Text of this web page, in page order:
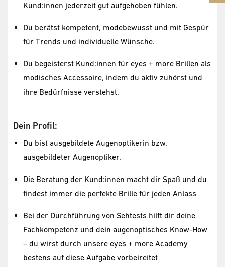
Kund:innen jederzeit gut aufgehoben fühlen.
Du berätst kompetent, modebewusst und mit Gespür
für Trends und individuelle Wünsche.
Du begeisterst Kund:innen für eyes + more Brillen als
modisches Accessoire, indem du aktiv zuhörst und
ihre Bedürfnisse verstehst.
Dein Profil:
Du bist ausgebildete Augenoptikerin bzw.
ausgebildeter Augenoptiker.
Die Beratung der Kund:innen macht dir Spaß und du
findest immer die perfekte Brille für jeden Anlass
Bei der Durchführung von Sehtests hilft dir deine
Fachkompetenz und dein augenoptisches Know-How
– du wirst durch unsere eyes + more Academy
bestens auf diese Aufgabe vorbeireitet